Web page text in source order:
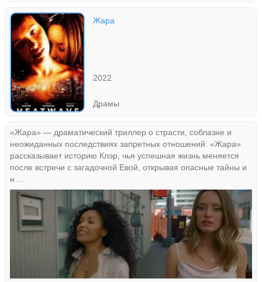
Жара
2022
Драмы
«Жара» — драматический триллер о страсти, соблазне и
неожиданных последствиях запретных отношений. «Жара»
рассказывает историю Клэр, чья успешная жизнь меняется
после встречи с загадочной Евой, открывая опасные тайны и
н ...